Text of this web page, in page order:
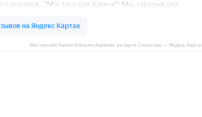
Мастерская Камня Алексея Акимова на карте Саратова — Яндекс Карты